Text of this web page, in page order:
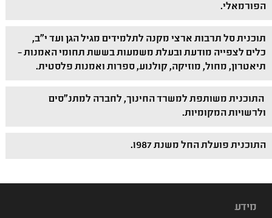
הפורמאלי.
תוכנית סל תרבות ארצי מקנה לתלמידים מגיל הגן ועד י"ב,
כלים לצפייה מודעת ובעלת משמעות בששת תחומי האמנות –
תיאטרון, מחול, מוזיקה, קולנוע, ספרות ואמנות פלסטית.
התוכנית משותפת למשרד החינוך, לחברה למתנ"סים
ולרשויות המקומיות.
התוכנית פועלת החל משנת 1987.
מידע